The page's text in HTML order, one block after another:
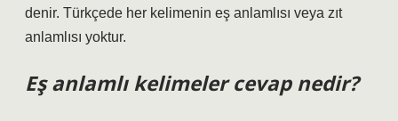
denir. Türkçede her kelimenin eş anlamlısı veya zıt
anlamlısı yoktur.
Eş anlamlı kelimeler cevap nedir?